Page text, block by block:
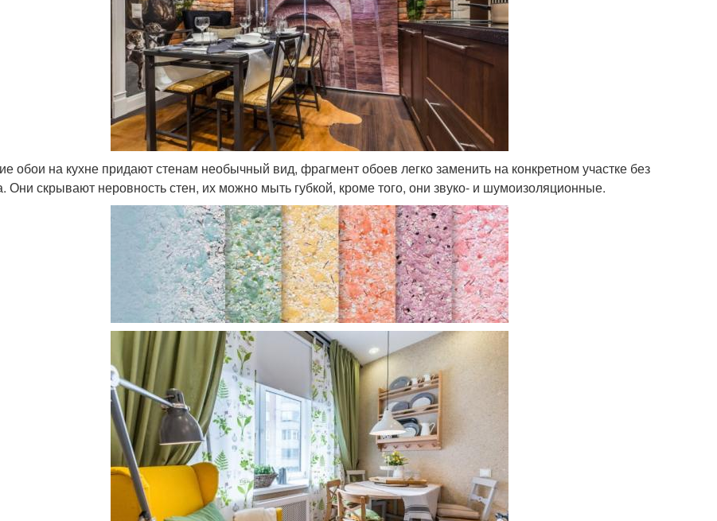
обои на кухне придают стенам необычный вид, фрагмент обоев легко заменить на конкретном участке без
Они скрывают неровность стен, их можно мыть губкой, кроме того, они звуко- и шумоизоляционные.